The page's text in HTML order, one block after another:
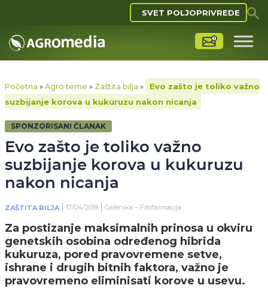
SVET POLJOPRIVREDE
Početna »Agro teme » Zaštita bilja »
Evo zašto je toliko važno
suzbijanje korova u kukuruzu nakon nicanja
SPONZORISANI ČLANAK
Evo zašto je toliko važno
suzbijanje korova u kukuruzu
nakon nicanja
ZAŠTITA BILJA 17/04/2019 Galenika – Fitofarmacija
Za postizanje maksimalnih prinosa u okviru
genetskih osobina određenog hibrida
kukuruza, pored pravovremene setve,
ishrane i drugih bitnih faktora, važno je
pravovremeno eliminisati korove u usevu.